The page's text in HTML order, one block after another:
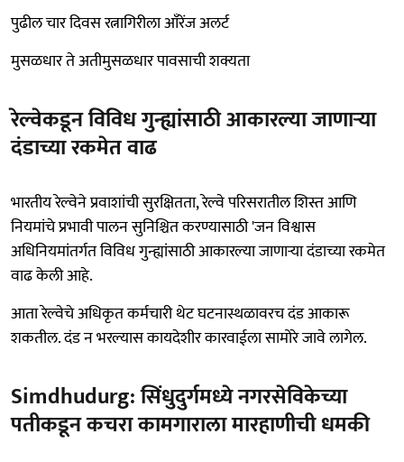
पुढील चार दिवस रत्नागिरीला आँरेंज अलर्ट
मुसळधार ते अतीमुसळधार पावसाची शक्यता
रेल्वेकडून विविध गुन्ह्यांसाठी आकारल्या जाणाऱ्या
दंडाच्या रकमेत वाढ
भारतीय रेल्वेने प्रवाशांची सुरक्षितता, रेल्वे परिसरातील शिस्त आणि
नियमांचे प्रभावी पालन सुनिश्चित करण्यासाठी 'जन विश्वास
अधिनियमांतर्गत विविध गुन्ह्यांसाठी आकारल्या जाणाऱ्या दंडाच्या रकमेत
वाढ केली आहे.
आता रेल्वेचे अधिकृत कर्मचारी थेट घटनास्थळावरच दंड आकारू
शकतील. दंड न भरल्यास कायदेशीर कारवाईला सामोरे जावे लागेल.
Simdhudurg: सिंधुदुर्गमध्ये नगरसेविकेच्या
पतीकडून कचरा कामगाराला मारहाणीची धमकी